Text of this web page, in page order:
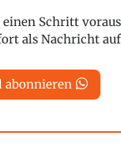
Schritt
als Nachricht
abonnieren